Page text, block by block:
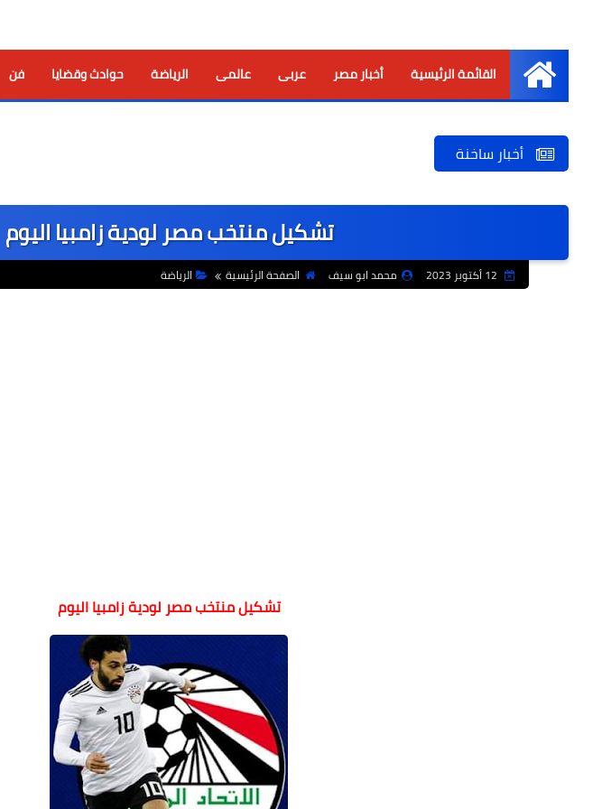
الرئيسية
القائمة الرئيسية أخبار مصر عربى عالمى الرياضة حوادث وقضايا فن
أخبار ساخنة
تشكيل منتخب مصر لودية زامبيا اليوم
محمد ابو سيف الصفحة الرئيسية الرياضة
تشكيل منتخب مصر لودية زامبيا اليوم